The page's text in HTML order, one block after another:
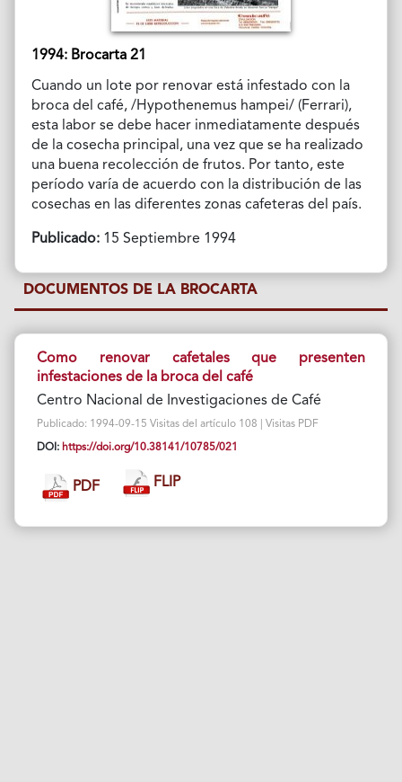
1994: Brocarta 21
Cuando un lote por renovar está infestado con la
broca del café, /Hypothenemus hampei/ (Ferrari),
esta labor se debe hacer inmediatamente después
de la cosecha principal, una vez que se ha realizado
una buena recolección de frutos. Por tanto, este
período varía de acuerdo con la distribución de las
cosechas en las diferentes zonas cafeteras del país.
Publicado:15 Septiembre 1994
DOCUMENTOS DE LA BROCARTA
Como renovar cafetales que presenten
infestaciones de la broca del café
Centro Nacional de Investigaciones de Café
Publicado: 1994-09-15 Visitas del artículo 108 | Visitas PDF
DOI: https://doi.org/10.38141/10785/021
PDF FLIP